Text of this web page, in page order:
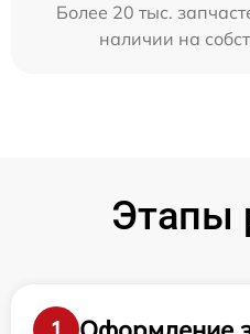
Более 20 тыс.
наличии на
Этапы